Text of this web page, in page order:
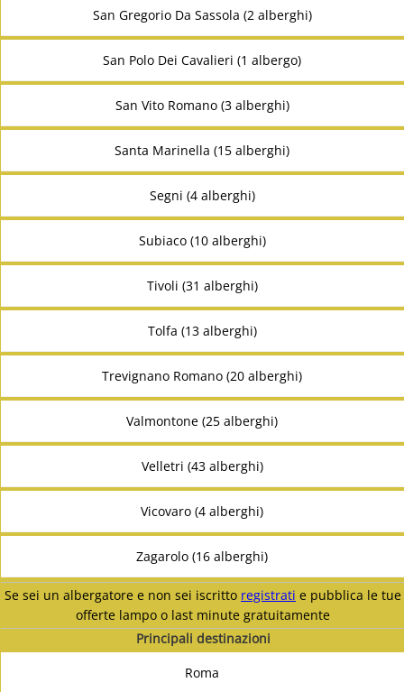
San Gregorio Da Sassola (2 alberghi)
San Polo Dei Cavalieri (1 albergo)
San Vito Romano (3 alberghi)
Santa Marinella (15 alberghi)
Segni (4 alberghi)
Subiaco (10 alberghi)
Tivoli (31 alberghi)
Tolfa (13 alberghi)
Trevignano Romano (20 alberghi)
Valmontone (25 alberghi)
Velletri (43 alberghi)
Vicovaro (4 alberghi)
Zagarolo (16 alberghi)
Se sei un albergatore e non sei iscritto registrati e pubblica le tue
offerte lampo o last minute gratuitamente
Principali destinazioni
Roma